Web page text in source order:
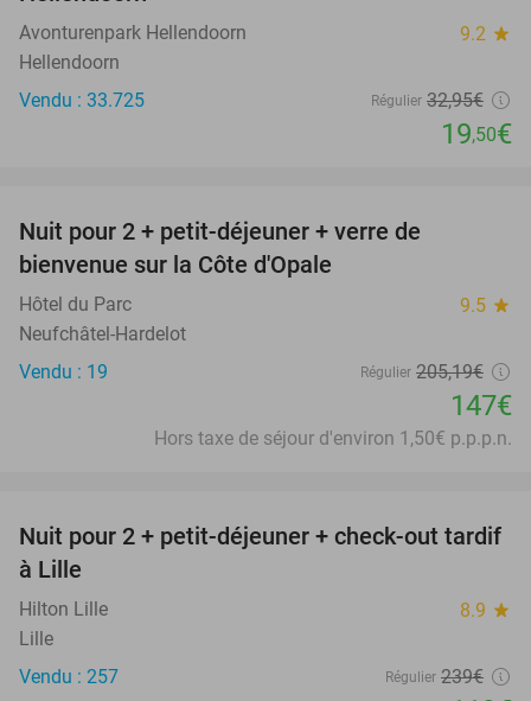
Avonturenpark Hellendoorn 9.2 star
Hellendoorn
Vendu : 33.725
Régulier 32,95€
19,50€
Nuit pour 2 + petit-déjeuner + verre de
bienvenue sur la Côte d'Opale
Hôtel du Parc 9.5 star
Neufchâtel-Hardelot
Vendu : 19
Régulier 205,19€
147€
Hors taxe de séjour d'environ 1,50€ p.p.p.n.
50%
Nuit pour 2 + petit-déjeuner + check-out tardif
à Lille
Hilton Lille 8.9 star
Lille
Vendu : 257
Régulier 239€